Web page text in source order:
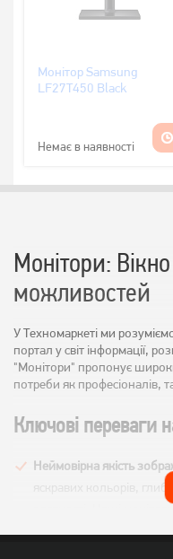
Монітор Samsung
LF27T450 Black
Немає в наявності
Монітори:
можливостей
У Техномаркеті ми
портал у світ інформації,
"Монітори" пропонує
потреби як професіоналів,
Ключові переваги
Неймовірна якість
яскравих кольорів,
здатності. Наші